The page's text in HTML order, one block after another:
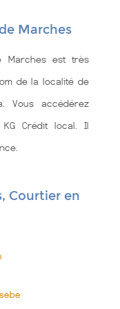
Marches
Marches est très
de la localité de
Vous accédérez
Crédit local. Il
Courtier en